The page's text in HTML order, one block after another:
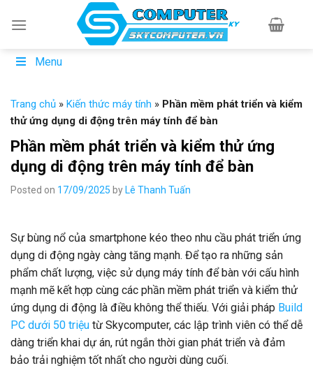
Menu
Trang chủ » Kiến thức máy tính » Phần mềm phát triển và kiểm
thử ứng dụng di động trên máy tính để bàn
Phần mềm phát triển và kiểm thử ứng
dụng di động trên máy tính để bàn
Posted on 17/09/2025 by Lê Thanh Tuấn
Sự bùng nổ của smartphone kéo theo nhu cầu phát triển ứng
dụng di động ngày càng tăng mạnh. Để tạo ra những sản
phẩm chất lượng, việc sử dụng máy tính để bàn với cấu hình
mạnh mẽ kết hợp cùng các phần mềm phát triển và kiểm thử
ứng dụng di động là điều không thể thiếu. Với giải pháp Build
PC dưới 50 triệu từ Skycomputer, các lập trình viên có thể dễ
dàng triển khai dự án, rút ngắn thời gian phát triển và đảm
bảo trải nghiệm tốt nhất cho người dùng cuối.